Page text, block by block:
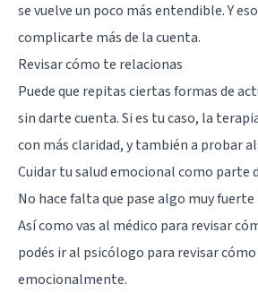
se vuelve un poco más entendible. Y
complicarte más de la cuenta.
Revisar cómo te relacionas
Puede que repitas ciertas formas de
sin darte cuenta. Si es tu caso, la
con más claridad, y también a probar
Cuidar tu salud emocional como parte
No hace falta que pase algo muy fuerte
Así como vas al médico para revisar
podés ir al psicólogo para revisar
emocionalmente.